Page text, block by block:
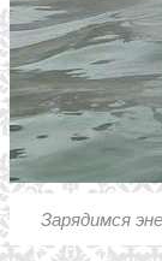
Зарядимся